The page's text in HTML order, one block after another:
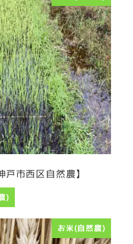
市西区自然農】
)
お米(自然農)